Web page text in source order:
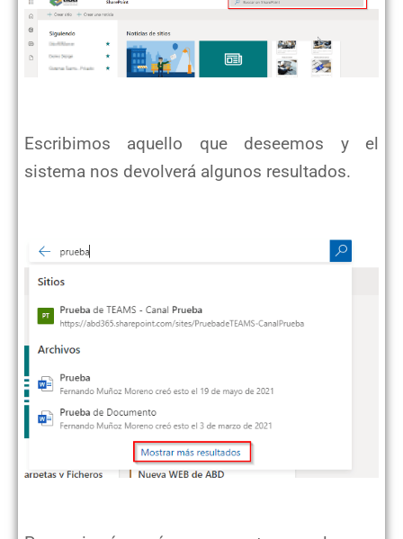
Escribimos aquello que deseemos y el
sistema nos devolverá algunos resultados.